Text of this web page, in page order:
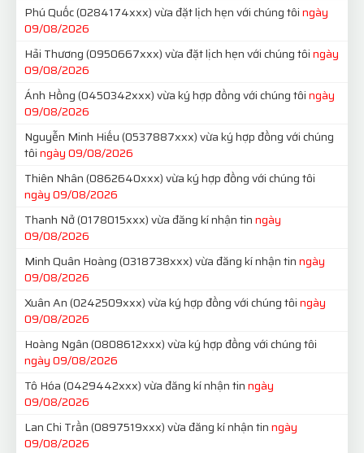
Phú Quốc(0284174xxx)vừa đặt lịch hẹn với chúng tôingày
09/08/2026
Hải Thương(0950667xxx)vừa đặt lịch hẹn với chúng tôingày
09/08/2026
Ánh Hồng(0450342xxx)vừa ký hợp đồng với chúng tôingày
09/08/2026
Nguyễn Minh Hiếu(0537887xxx)vừa ký hợp đồng với chúng
tôingày 09/08/2026
Thiên Nhân(0862640xxx)vừa ký hợp đồng với chúng tôi
ngày 09/08/2026
Thanh Nở(0178015xxx)vừa đăng kí nhận tinngày
09/08/2026
Minh Quân Hoàng(0318738xxx)vừa đăng kí nhận tinngày
09/08/2026
Xuân An(0242509xxx)vừa ký hợp đồng với chúng tôingày
09/08/2026
Hoàng Ngân(0808612xxx)vừa ký hợp đồng với chúng tôi
ngày 09/08/2026
Tô Hóa(0429442xxx)vừa đăng kí nhận tinngày
09/08/2026
Lan Chi Trần(0897519xxx)vừa đăng kí nhận tinngày
09/08/2026